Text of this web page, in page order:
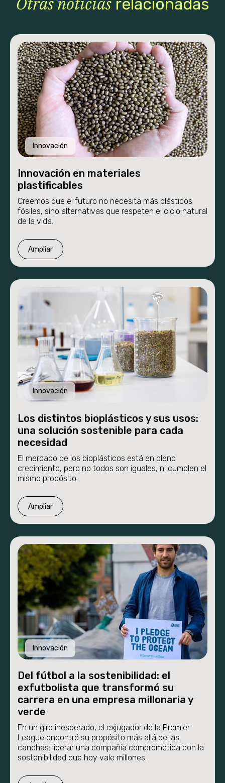
Proyecto
Etapas
Nosotros
Novedades
Proyecto
Etapas
relacionadas
Innovación
Innovación en materiales
plastificables
Creemos que el futuro no necesita más plásticos
fósiles, sino alternativas que respeten el ciclo natural
de la vida.
Ampliar
Innovación
Los distintos bioplásticos y sus usos:
una solución sostenible para cada
necesidad
El mercado de los bioplásticos está en pleno
crecimiento, pero no todos son iguales, ni cumplen el
mismo propósito.
Ampliar
Innovación
Del fútbol a la sostenibilidad: el
exfutbolista que transformó su
carrera en una empresa millonaria y
verde
En un giro inesperado, el exjugador de la Premier
League encontró su propósito más allá de las
canchas: liderar una compañía comprometida con la
sostenibilidad que hoy vale millones.